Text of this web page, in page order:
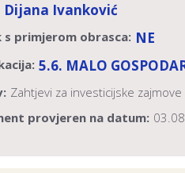
Dijana Ivanković
s primjerom obrasca: NE
5.6. MALO
Zahtjevi za investicijske
provjeren na datum: